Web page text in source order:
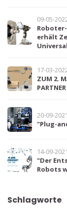
09-05-
erhält
17-03-
ZUM 2.
20-09-2021
"Plug-
14-09-2021
"Der
Robots
Schlagworte